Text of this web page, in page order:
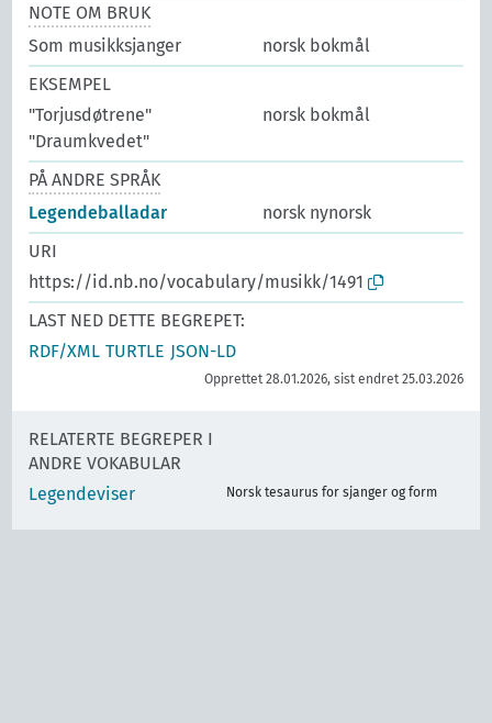
NOTE OM BRUK
Som musikksjanger
norsk bokmål
EKSEMPEL
"Torjusdøtrene"
norsk bokmål
"Draumkvedet"
PÅ ANDRE SPRÅK
Legendeballadar
norsk nynorsk
URI
https://id.nb.no/vocabulary/musikk/1491
LAST NED DETTE BEGREPET:
RDF/XML TURTLE JSON-LD
Opprettet 28.01.2026, sist endret 25.03.2026
RELATERTE BEGREPER I
ANDRE VOKABULAR
Legendeviser
Norsk tesaurus for sjanger og form